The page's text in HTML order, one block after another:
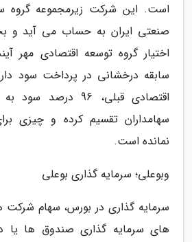
است. این شرکت زیرمجموعه گروه
صنعتی ایران به حساب می آید و
اختیار گروه توسعه اقتصادی مهر
سابقه درخشانی در پرداخت سود
اقتصادی قبلی، 96
سهامداران تقسیم کرده و چیزی
نمانده است.
وبوعلی؛ سرمایه گذاری بوعلی
سرمایه گذاری در بورس، سهام شرکت
های سرمایه گذاری صندوق ها یا